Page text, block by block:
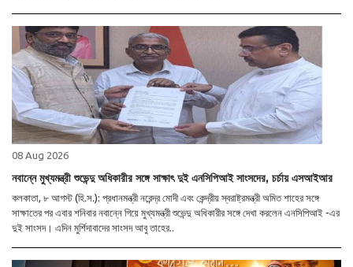
08 Aug 2026
নবান্নে মুখ্যমন্ত্রী শুভেন্দু অধিকারীর সঙ্গে সাক্ষাৎ দুই এনসিপিআই সাংসদের, চর্চায় এসআইআর
কলকাতা, ৮ আগস্ট (হি.স.): প্রধানমন্ত্রী নরেন্দ্র মোদী এবং কেন্দ্রীয় স্বরাষ্ট্রমন্ত্রী অমিত শাহের সঙ্গে
সাক্ষাতের পর এবার শনিবার নবান্নে গিয়ে মুখ্যমন্ত্রী শুভেন্দু অধিকারীর সঙ্গে দেখা করলেন এনসিপিআই -এর
দুই সাংসদ। এদিন মুর্শিদাবাদের সাংসদ আবু তাহের..